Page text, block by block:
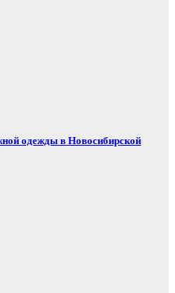
одежды в Новосибирской